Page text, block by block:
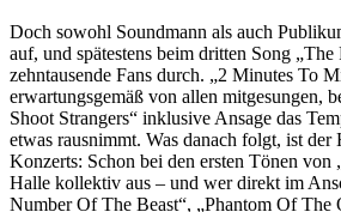
Doch sowohl Soundmann als auch
auf, und spätestens beim dritten Song „The
zehntausende Fans durch. „2 Minutes To
erwartungsgemäß von allen mitgesungen,
Shoot Strangers“ inklusive Ansage das
etwas rausnimmt. Was danach folgt, ist der
Konzerts: Schon bei den ersten Tönen von
Halle kollektiv aus – und wer direkt im
Number Of The Beast“, „Phantom Of The